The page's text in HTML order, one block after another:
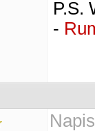
P.S.
-